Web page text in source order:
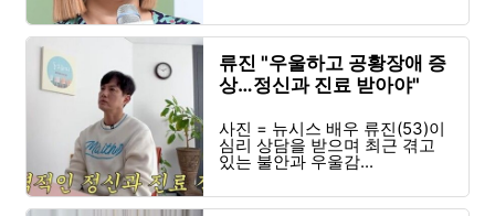
류진 "우울하고 공황장애 증
상…정신과 진료 받아야"
사진 = 뉴시스 배우 류진(53)이
심리 상담을 받으며 최근 겪고
있는 불안과 우울감...